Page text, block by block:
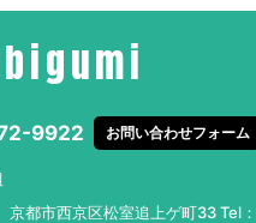
9922 お問い合わせフォーム
都市西京区松室追上ゲ町33Tel：